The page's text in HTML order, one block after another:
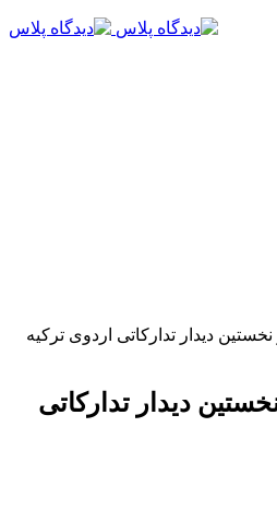
دیدار تدارکاتی اردوی ترکیه
دیدار تدارکاتی